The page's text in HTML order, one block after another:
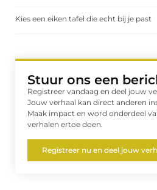
Kies een eiken tafel die echt bij je past
Stuur ons een
Registreer vandaag en deel jouw
Jouw verhaal kan direct anderen
Maak impact en word onderdeel
verhalen ertoe doen.
Registreer nu en deel jouw